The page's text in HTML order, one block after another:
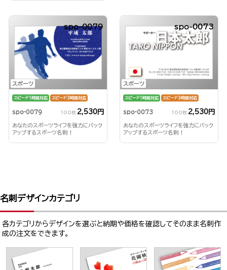
スポーツ
spo-0079
スピード1時間対応 スピード3時間対応
spo-0079 100枚 2,530円
あなたのスポーツライフを強力にバック
アップするスポーツ名刺！
スポーツ
spo-0073
スピード1時間対応 スピード3時間対応
spo-0073 100枚 2,530円
あなたのスポーツライフを強力にバック
アップするスポーツ名刺！
名刺デザインカテゴリ
各カテゴリからデザインを選ぶと納期や価格を確認してそのまま名刺作
成の注文をできます。